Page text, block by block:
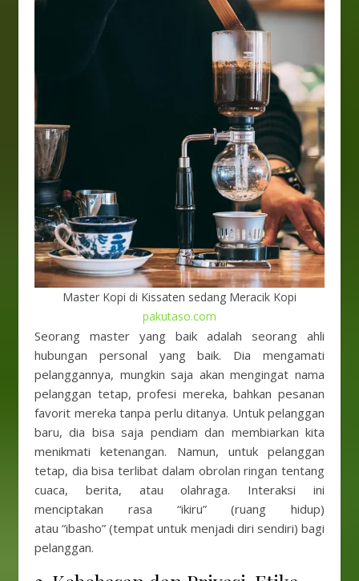
Master Kopi di Kissaten sedang Meracik Kopi
pakutaso.com
Seorang master yang baik adalah seorang ahli
hubungan personal yang baik. Dia mengamati
pelanggannya, mungkin saja akan mengingat nama
pelanggan tetap, profesi mereka, bahkan pesanan
favorit mereka tanpa perlu ditanya. Untuk pelanggan
baru, dia bisa saja pendiam dan membiarkan kita
menikmati ketenangan. Namun, untuk pelanggan
tetap, dia bisa terlibat dalam obrolan ringan tentang
cuaca, berita, atau olahraga. Interaksi ini
menciptakan rasa “ikiru” (ruang hidup)
atau “ibasho” (tempat untuk menjadi diri sendiri) bagi
pelanggan.